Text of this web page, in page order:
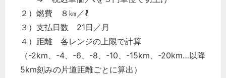
２）燃費 ８㎞／ℓ
３）支払日数 21日／月
４）距離 各レンジの上限で計算
（-2km、-4、-6、-8、-10、-15km、-20km…以降
5km刻みの片道距離ごとに算出）